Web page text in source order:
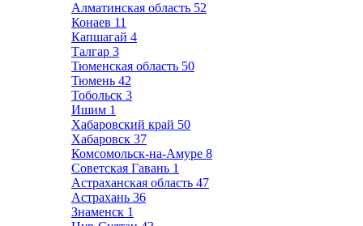
Алматинская область 52
Конаев 11
Капшагай 4
Талгар 3
Тюменская область 50
Тюмень 42
Тобольск 3
Ишим 1
Хабаровский край 50
Хабаровск 37
Комсомольск-на-Амуре 8
Советская Гавань 1
Астраханская область 47
Астрахань 36
Знаменск 1